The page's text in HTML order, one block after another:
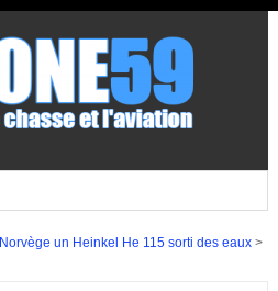
Norvège un Heinkel He 115 sorti des eaux>